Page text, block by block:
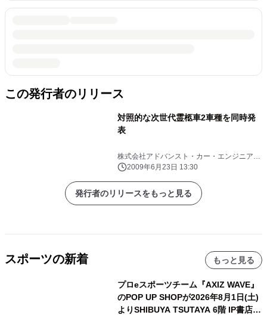
この発行者のリリース
対照的な次世代霊柩車2車種を同時発
表
株式会社アドバンスト・カー・エンジニアリ
ング2009年6月23日 13:30
発行者のリリースをもっと見る
スポーツの新着 もっと見る
プロeスポーツチーム『AXIZ WAVE』
のPOP UP SHOPが2026年8月1日(土)
よりSHIBUYA TSUTAYA 6階 IP書店で